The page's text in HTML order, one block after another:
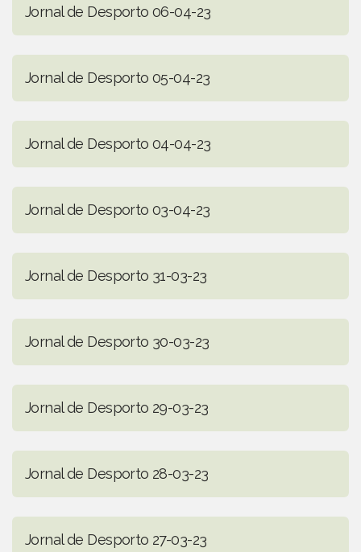
Jornal de Desporto 06-04-23
Jornal de Desporto 05-04-23
Jornal de Desporto 04-04-23
Jornal de Desporto 03-04-23
Jornal de Desporto 31-03-23
Jornal de Desporto 30-03-23
Jornal de Desporto 29-03-23
Jornal de Desporto 28-03-23
Jornal de Desporto 27-03-23